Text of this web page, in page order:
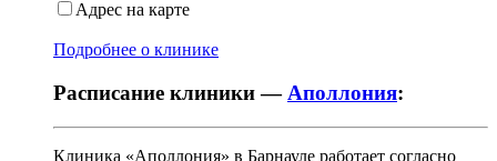
Адрес на карте
Подробнее о клинике
Расписание клиники — Аполлония:
Клиника «Аполлония» в Барнауле работает согласно